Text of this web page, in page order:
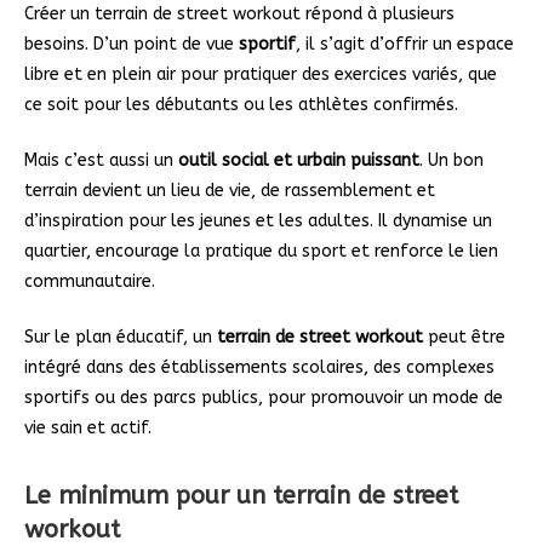
Créer un terrain de street workout répond à plusieurs
besoins. D’un point de vue sportif, il s’agit d’offrir un espace
libre et en plein air pour pratiquer des exercices variés, que
ce soit pour les débutants ou les athlètes confirmés.
Mais c’est aussi un outil social et urbain puissant. Un bon
terrain devient un lieu de vie, de rassemblement et
d’inspiration pour les jeunes et les adultes. Il dynamise un
quartier, encourage la pratique du sport et renforce le lien
communautaire.
Sur le plan éducatif, un terrain de street workoutpeut être
intégré dans des établissements scolaires, des complexes
sportifs ou des parcs publics, pour promouvoir un mode de
vie sain et actif.
Le minimum pour un terrain de street
workout